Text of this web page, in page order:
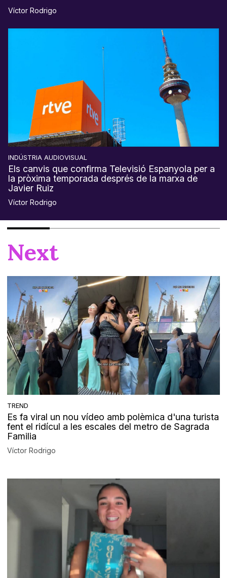
Víctor Rodrigo
INDÚSTRIA AUDIOVISUAL
Els canvis que confirma Televisió Espanyola per a
la pròxima temporada després de la marxa de
Javier Ruiz
Víctor Rodrigo
Next
TREND
Es fa viral un nou vídeo amb polèmica d'una turista
fent el ridícul a les escales del metro de Sagrada
Familia
Víctor Rodrigo